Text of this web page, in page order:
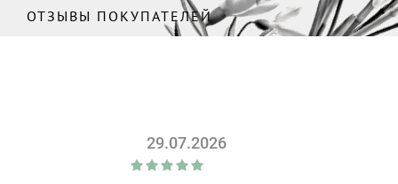
ОТЗЫВЫ ПОКУПАТЕЛЕЙ
29.07.2026